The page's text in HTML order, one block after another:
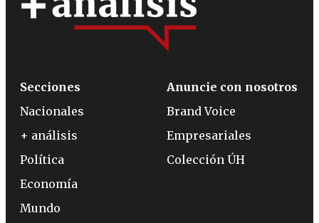
Secciones
Nacionales
+ análisis
Política
Economía
Mundo
Anuncie con nosotros
Brand Voice
Empresariales
Colección ÚH